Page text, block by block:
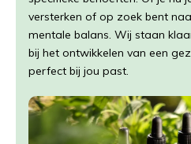
versterken of op zoek bent
mentale balans. Wij staan
bij het ontwikkelen van een
perfect bij jou past.